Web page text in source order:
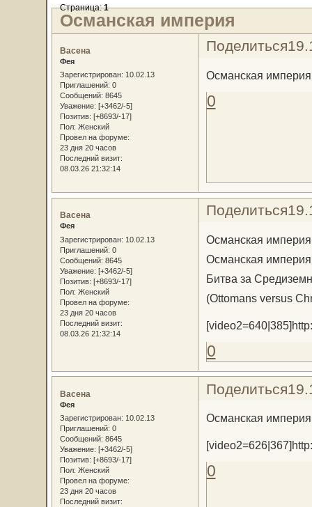
Османская империя
Страница:1
Поделиться
Васена
Фея
Зарегистрирован: 10.02.13
Приглашений: 0
Сообщений: 8645
Уважение: [+3462/-5]
Позитив: [+8693/-17]
Пол: Женский
Провел на форуме:
23 дня 20 часов
Последний визит:
08.03.26 21:32:14
Османская империя
0
Поделиться
Васена
Фея
Зарегистрирован: 10.02.13
Приглашений: 0
Сообщений: 8645
Уважение: [+3462/-5]
Позитив: [+8693/-17]
Пол: Женский
Провел на форуме:
23 дня 20 часов
Последний визит:
08.03.26 21:32:14
Османская
Османская империя
Битва за
(Ottomans versus
0
Поделиться
Васена
Фея
Зарегистрирован: 10.02.13
Приглашений: 0
Сообщений: 8645
Уважение: [+3462/-5]
Позитив: [+8693/-17]
Пол: Женский
Провел на форуме:
23 дня 20 часов
Последний визит:
Османская
0